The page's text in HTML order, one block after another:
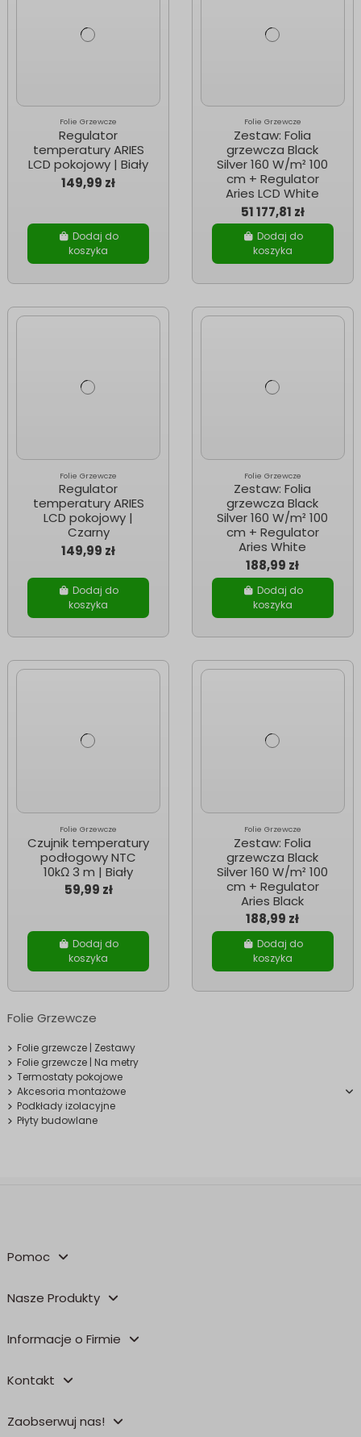
Folie Grzewcze
Regulator
temperatury ARIES
LCD pokojowy | Biały
149,99 zł
Dodaj do
koszyka
Folie Grzewcze
Zestaw: Folia
grzewcza Black
Silver 160 W/m² 100
cm + Regulator
Aries LCD White
51 177,81 zł
Dodaj do
koszyka
Folie Grzewcze
Regulator
temperatury ARIES
LCD pokojowy |
Czarny
149,99 zł
Dodaj do
koszyka
Folie Grzewcze
Zestaw: Folia
grzewcza Black
Silver 160 W/m² 100
cm + Regulator
Aries White
188,99 zł
Dodaj do
koszyka
Folie Grzewcze
Czujnik temperatury
podłogowy NTC
10kΩ 3 m | Biały
59,99 zł
Dodaj do
koszyka
Folie Grzewcze
Zestaw: Folia
grzewcza Black
Silver 160 W/m² 100
cm + Regulator
Aries Black
188,99 zł
Dodaj do
koszyka
Folie Grzewcze
Folie grzewcze | Zestawy
Folie grzewcze | Na metry
Termostaty pokojowe
Akcesoria montażowe
Podkłady izolacyjne
Płyty budowlane
Pomoc
Nasze Produkty
Informacje o Firmie
Kontakt
Zaobserwuj nas!